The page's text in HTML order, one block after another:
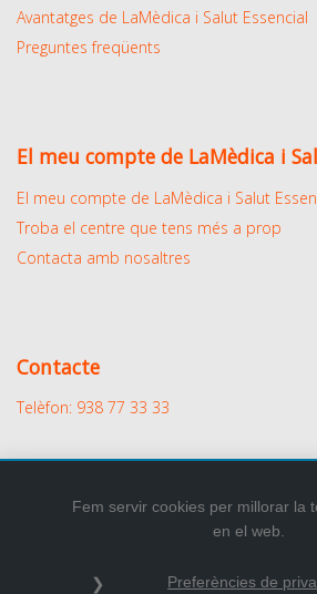
Avantatges de LaMèdica i Salut Essencial
Preguntes freqüents
El meu compte de LaMèdica i
El meu compte de LaMèdica i Salut
Troba el centre que tens més a prop
Contacta amb nosaltres
Contacte
Telèfon: 938 77 33 33
© Tots els drets
Fem servir cookies per millorar la
en el web.
Preferències de